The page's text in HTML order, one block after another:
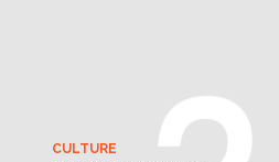
CULTURE